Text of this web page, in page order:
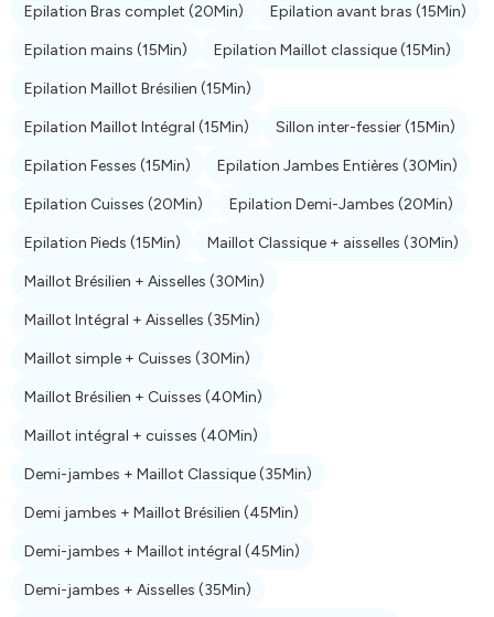
Epilation Bras complet (20Min) Epilation avant bras (15Min)
Epilation mains (15Min) Epilation Maillot classique(15Min)
Epilation Maillot Brésilien (15Min)
Epilation Maillot Intégral (15Min) Sillon inter-fessier(15Min)
Epilation Fesses (15Min) Epilation Jambes Entières (30Min)
Epilation Cuisses (20Min) Epilation Demi-Jambes (20Min)
Epilation Pieds (15Min) Maillot Classique + aisselles (30Min)
Maillot Brésilien + Aisselles (30Min)
Maillot Intégral + Aisselles (35Min)
Maillot simple + Cuisses (30Min)
Maillot Brésilien + Cuisses (40Min)
Maillot intégral + cuisses (40Min)
Demi-jambes + Maillot Classique(35Min)
Demi jambes + Maillot Brésilien (45Min)
Demi-jambes + Maillot intégral (45Min)
Demi-jambes + Aisselles (35Min)